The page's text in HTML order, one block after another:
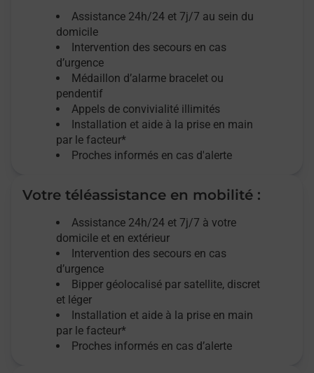
Assistance 24h/24 et 7j/7 au sein du
domicile
Intervention des secours en cas
d’urgence
Médaillon d’alarme bracelet ou
pendentif
Appels de convivialité illimités
Installation et aide à la prise en main
par le facteur*
Proches informés en cas d'alerte
Votre téléassistance en mobilité :
Assistance 24h/24 et 7j/7 à votre
domicile et en extérieur
Intervention des secours en cas
d’urgence
Bipper géolocalisé par satellite, discret
et léger
Installation et aide à la prise en main
par le facteur*
Proches informés en cas d’alerte